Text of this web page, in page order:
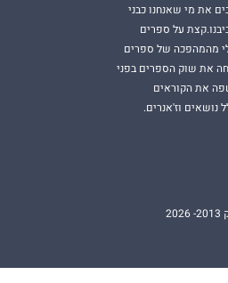
את מי שאנחנו כבני
על ספרים
מהמהפכה של ספרים
את שוק הספרים בפני
את הקוראים
וז'אנרים.